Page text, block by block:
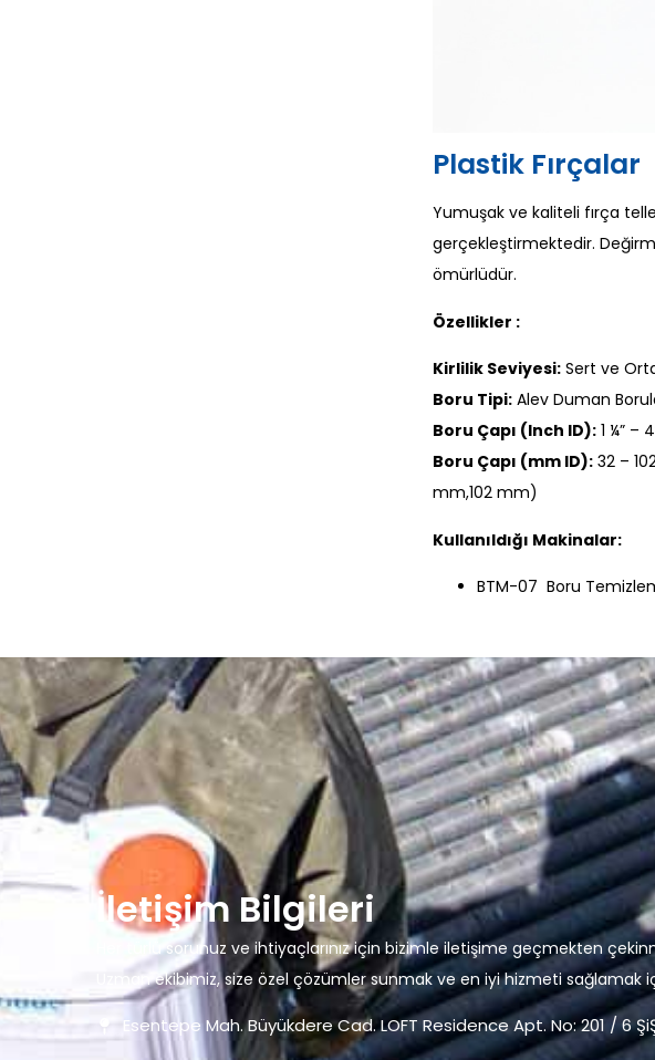
Plastik Fırçalar
Yumuşak ve kaliteli fırça
gerçekleştirmektedir.
ömürlüdür.
Özellikler :
Kirlilik Seviyesi: Sert ve
Boru Tipi: Alev Duman
Boru Çapı (Inch ID): 1 ¼” –
Boru Çapı (mm ID): 32 –
mm,102 mm)
Kullanıldığı Makinalar:
BTM-07 Boru
İletişim Bilgileri
Her türlü sorunuz ve ihtiyaçlarınız için bizimle iletişime geçmekten
Uzman ekibimiz, size özel çözümler sunmak ve en iyi hizmeti sağlamak
Esentepe Mah. Büyükdere Cad. LOFT Residence Apt. No: 201 / 6